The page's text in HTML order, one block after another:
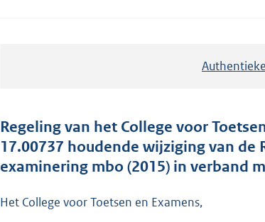
Regeling van het College voor
17.00737 houdende wijziging van
examinering mbo (2015) in verband
Het College voor Toetsen en Examens,